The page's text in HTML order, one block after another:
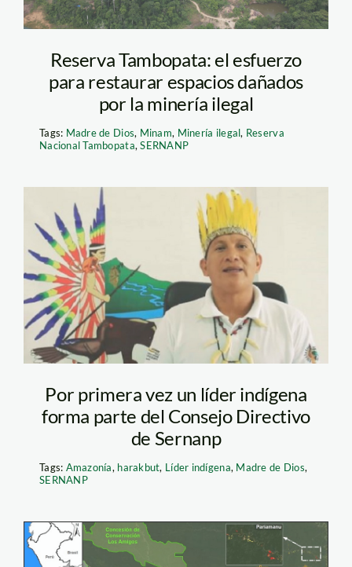
Reserva Tambopata: el esfuerzo
para restaurar espacios dañados
por la minería ilegal
Tags: Madre de Dios, Minam, Minería ilegal, Reserva
Nacional Tambopata,SERNANP
Fermín Chimatani
Tayor lider indigena
sernanp FOTO1 ECA
Amarakaeri
Por primera vez un líder indígena
forma parte del Consejo Directivo
de Sernanp
Tags: Amazonía, harakbut, Líder indígena, Madre de Dios,
SERNANP